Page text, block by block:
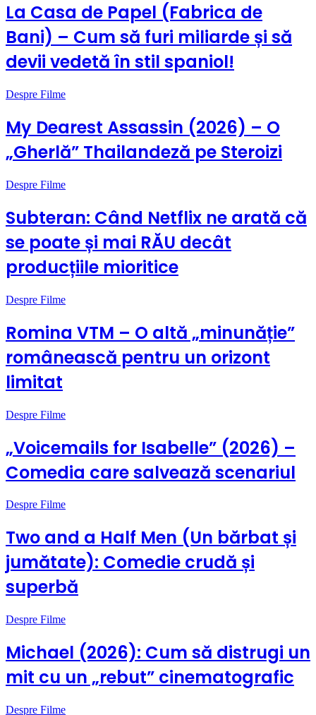
La Casa de Papel (Fabrica de
Bani) – Cum să furi miliarde și să
devii vedetă în stil spaniol!
Despre Filme
My Dearest Assassin (2026) – O
„Gherlă” Thailandeză pe Steroizi
Despre Filme
Subteran: Când Netflix ne arată că
se poate și mai RĂU decât
producțiile mioritice
Despre Filme
Romina VTM – O altă „minunăție”
românească pentru un orizont
limitat
Despre Filme
„Voicemails for Isabelle” (2026) –
Comedia care salvează scenariul
Despre Filme
Two and a Half Men (Un bărbat și
jumătate): Comedie crudă și
superbă
Despre Filme
Michael (2026): Cum să distrugi un
mit cu un „rebut” cinematografic
Despre Filme